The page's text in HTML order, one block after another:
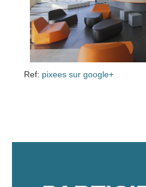
Ref: pixees sur google+